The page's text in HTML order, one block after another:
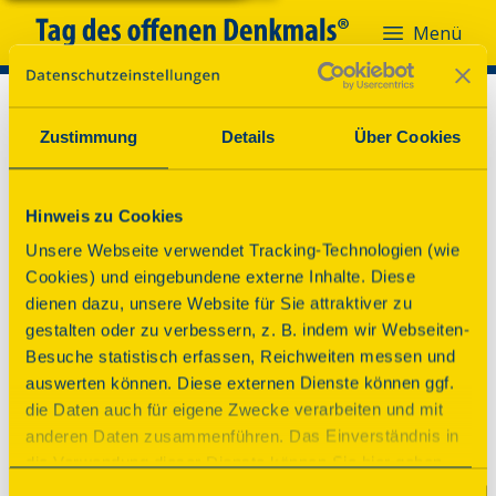
Zustimmung Details Über Cookies
Hinweis zu Cookies
Unsere Webseite verwendet Tracking-Technologien (wie
Cookies) und eingebundene externe Inhalte. Diese
dienen dazu, unsere Website für Sie attraktiver zu
gestalten oder zu verbessern, z. B. indem wir Webseiten-
Besuche statistisch erfassen, Reichweiten messen und
auswerten können. Diese externen Dienste können ggf.
die Daten auch für eigene Zwecke verarbeiten und mit
anderen Daten zusammenführen. Das Einverständnis in
die Verwendung dieser Dienste können Sie hier geben.
Menü